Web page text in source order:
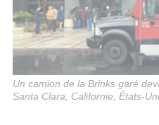
Un camion de la Brinks garé
Santa Clara, Californie, États-